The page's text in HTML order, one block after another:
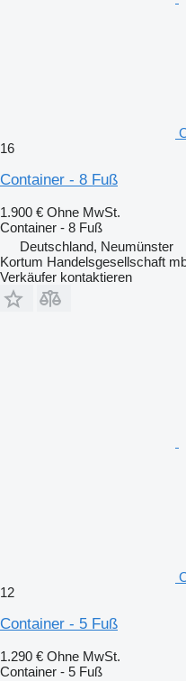
16
Container - 8 Fuß
1.900 € Ohne MwSt.
Container - 8 Fuß
Deutschland, Neumünster
Kortum Handelsgesellschaft
Verkäufer kontaktieren
12
Container - 5 Fuß
1.290 € Ohne MwSt.
Container - 5 Fuß